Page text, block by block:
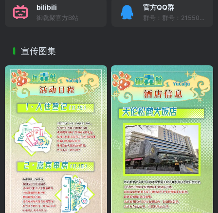
bilibili
御毳聚官方B站
官方QQ群
群号：群号：2155018927
宣传图集